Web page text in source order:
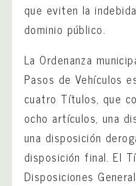
que eviten la
dominio público.
La Ordenanza
Pasos de Vehículos
cuatro Títulos, que
ocho artículos, una
una disposición
disposición final. El
Disposiciones